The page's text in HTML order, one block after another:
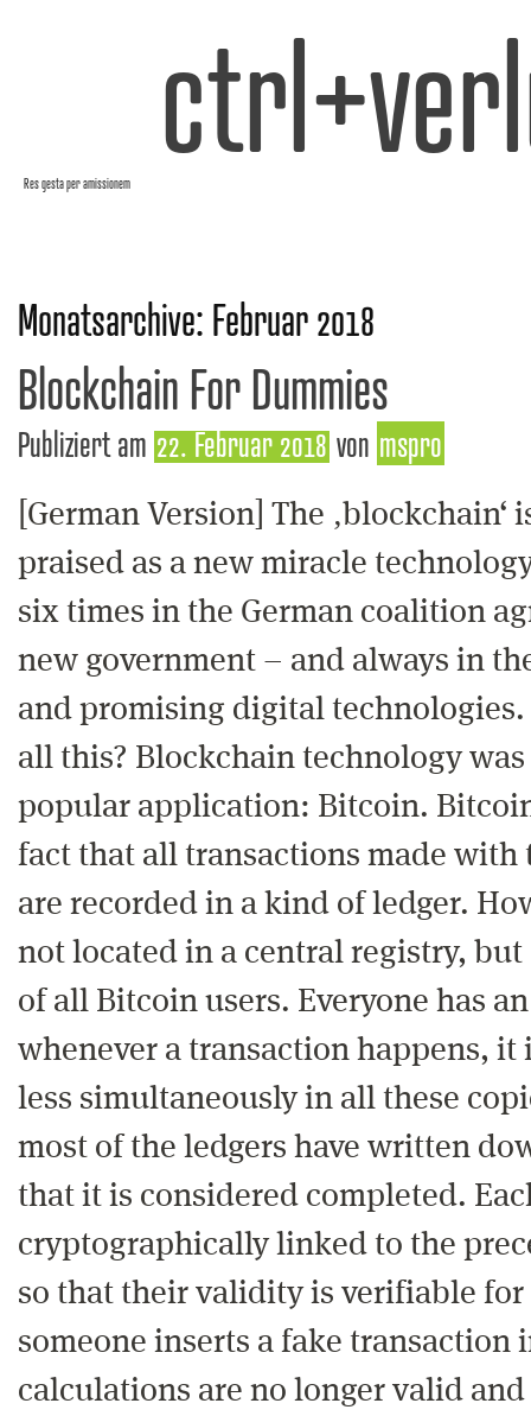
Res gesta per amissionem
Monatsarchive:Februar 2018
Blockchain For Dummies
Publiziert am 22. Februar 2018 von mspro
[German Version] The
praised as a new miracle
six times in the German coalition
new government – and always in
and promising digital
all this? Blockchain technology
popular application: Bitcoin.
fact that all transactions made
are recorded in a kind of ledger.
not located in a central registry,
of all Bitcoin users. Everyone has
whenever a transaction happens, it
less simultaneously in all these
most of the ledgers have written
that it is considered completed.
cryptographically linked to the
so that their validity is verifiable
someone inserts a fake transaction
calculations are no longer valid and